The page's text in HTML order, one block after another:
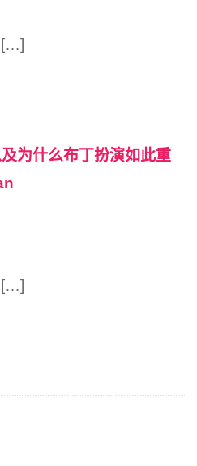
[…]
为什么布丁扮演如此重
[…]